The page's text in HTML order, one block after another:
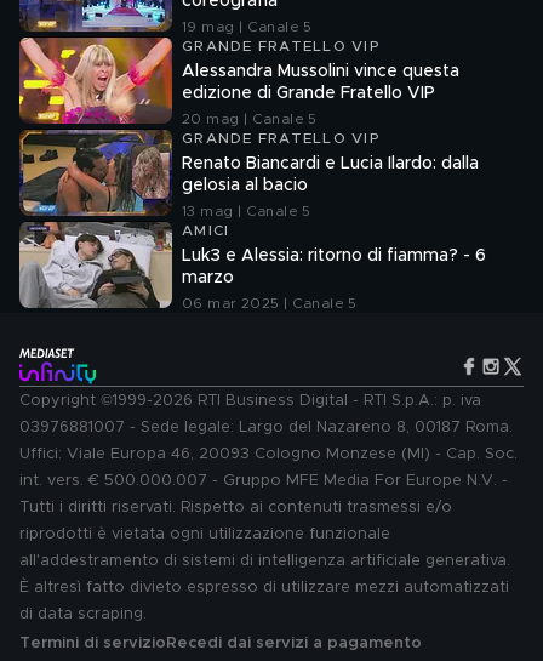
19 mag | Canale 5
GRANDE FRATELLO VIP
Alessandra Mussolini vince questa
edizione di Grande Fratello VIP
20 mag | Canale 5
GRANDE FRATELLO VIP
Renato Biancardi e Lucia Ilardo: dalla
gelosia al bacio
13 mag | Canale 5
AMICI
Luk3 e Alessia: ritorno di fiamma? - 6
marzo
06 mar 2025 | Canale 5
Copyright ©1999-2026 RTI Business Digital - RTI S.p.A.: p. iva
03976881007 - Sede legale: Largo del Nazareno 8, 00187 Roma.
Uffici: Viale Europa 46, 20093 Cologno Monzese (MI) - Cap. Soc.
int. vers. € 500.000.007 - Gruppo MFE Media For Europe N.V. -
Tutti i diritti riservati. Rispetto ai contenuti trasmessi e/o
riprodotti è vietata ogni utilizzazione funzionale
all'addestramento di sistemi di intelligenza artificiale generativa.
È altresì fatto divieto espresso di utilizzare mezzi automatizzati
di data scraping.
Termini di servizio Recedi dai servizi a pagamento